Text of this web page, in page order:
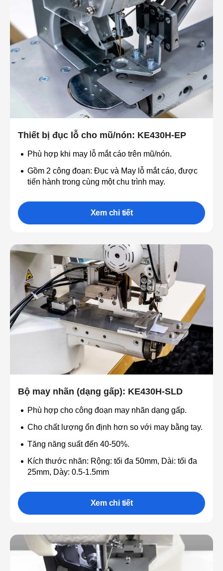
Thiết bị đục lỗ cho mũ/nón: KE430H-EP
Phù hợp khi may lỗ mắt cáo trên mũ/nón.
Gồm 2 công đoạn: Đục và May lỗ mắt cáo, được
tiến hành trong cùng một chu trình may.
Xem chi tiết
Bộ may nhãn (dạng gấp): KE430H-SLD
Phù hợp cho công đoạn may nhãn dạng gấp.
Cho chất lượng ổn định hơn so với may bằng tay.
Tăng năng suất đến 40-50%.
Kích thước nhãn: Rộng: tối đa 50mm, Dài: tối đa
25mm, Dày: 0.5-1.5mm
Xem chi tiết